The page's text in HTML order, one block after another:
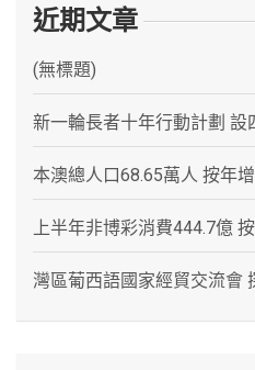
近期文章
(無標題)
新一輪長者十年行動計劃
本澳總人口68.65萬人 按年
上半年非博彩消費444.7億
灣區葡西語國家經貿交流會